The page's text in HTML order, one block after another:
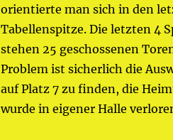
orientierte man sich in den
Tabellenspitze. Die letzten 4
stehen 25 geschossenen
Problem ist sicherlich die
auf Platz 7 zu finden, die
wurde in eigener Halle